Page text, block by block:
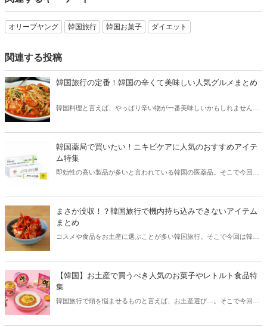
オリーブヤング 韓国旅行 韓国お菓子 ダイエット
関連する投稿
韓国旅行の定番！韓国の辛くて美味しい人気グルメまとめ
韓国料理と言えば、やっぱり辛い物が一番美味しいかもしれません。
方も必見です。
韓国薬局で買いたい！ニキビケアに人気のおすすめアイテ
ム特集
即効性の高い製品が多いと言われている韓国の医薬品。そこで今回は
まさか没収！？韓国旅行で機内持ち込みできないアイテム
まとめ
コスメや食品をお土産に選ぶことが多い韓国旅行。そこで今回は韓国
【韓国】お土産で買うべき人気のお菓子やレトルト食品特
集
韓国旅行で頭を悩ませるものと言えば、お土産選び…。そこで今回は